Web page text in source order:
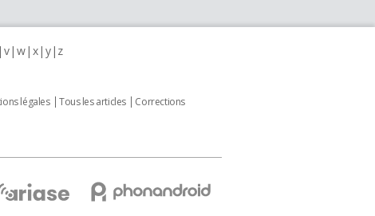
v w x y z
légales Tous les articles
Corrections